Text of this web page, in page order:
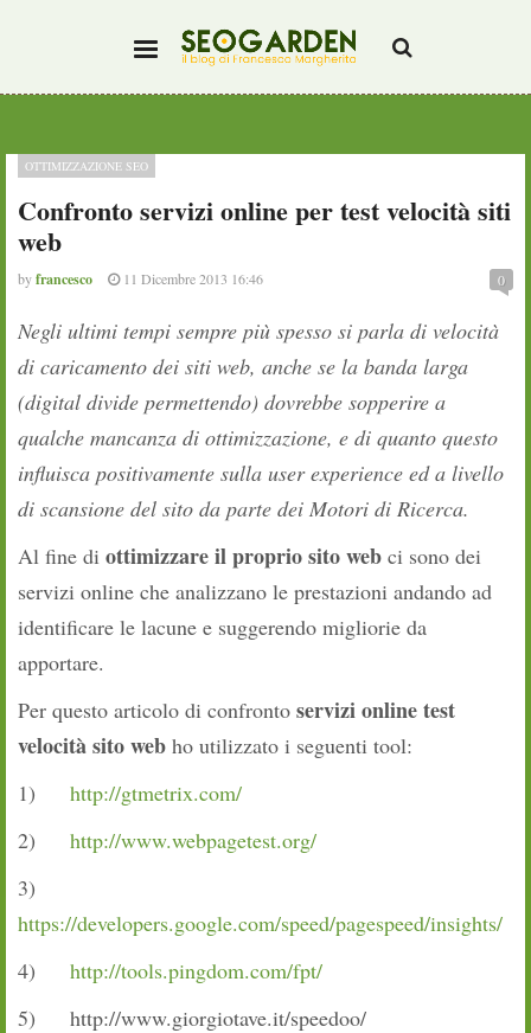
Confronto servizi online per test velocità siti
web
OTTIMIZZAZIONE SEO
byfrancesco 11 Dicembre 2013 16:46 0
Negli ultimi tempi sempre più spesso si parla di velocità
di caricamento dei siti web, anche se la banda larga
(digital divide permettendo) dovrebbe sopperire a
qualche mancanza di ottimizzazione, e di quanto questo
influisca positivamente sulla user experience ed a livello
di scansione del sito da parte dei Motori di Ricerca.
Al fine di ottimizzare il proprio sito web ci sono dei
servizi online che analizzano le prestazioni andando ad
identificare le lacune e suggerendo migliorie da
apportare.
Per questo articolo di confronto servizi online test
velocità sito web ho utilizzato i seguenti tool:
1) http://gtmetrix.com/
2) http://www.webpagetest.org/
3)
https://developers.google.com/speed/pagespeed/insights/
4) http://tools.pingdom.com/fpt/
5) http://www.giorgiotave.it/speedoo/